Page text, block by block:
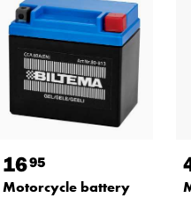
1695
Motorcycle battery